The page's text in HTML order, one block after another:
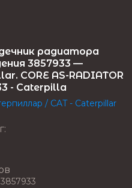
радиатора
3857933 —
CORE AS-RADIATOR
- Caterpilla
/ CAT - Caterpillar
:
3857933